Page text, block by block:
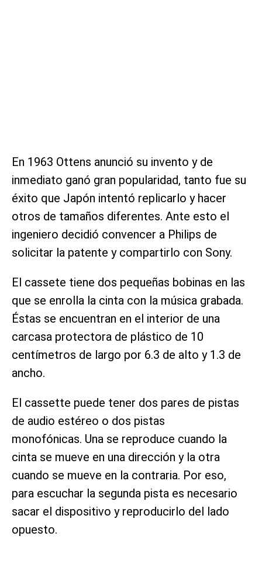
En 1963 Ottens anunció su invento y de
inmediato ganó gran popularidad, tanto fue su
éxito que Japón intentó replicarlo y hacer
otros de tamaños diferentes. Ante esto el
ingeniero decidió convencer a Philips de
solicitar la patente y compartirlo con Sony.
El cassete tiene dos pequeñas bobinas en las
que se enrolla la cinta con la música grabada.
Éstas se encuentran en el interior de una
carcasa protectora de plástico de 10
centímetros de largo por 6.3 de alto y 1.3 de
ancho.
El cassette puede tener dos pares de pistas
de audio estéreo o dos pistas
monofónicas. Una se reproduce cuando la
cinta se mueve en una dirección y la otra
cuando se mueve en la contraria. Por eso,
para escuchar la segunda pista es necesario
sacar el dispositivo y reproducirlo del lado
opuesto.